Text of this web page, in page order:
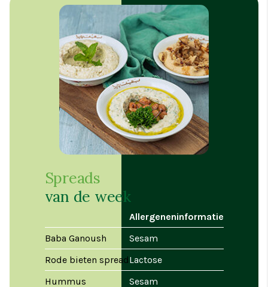
Spreads
van de week
Allergeneninformatie
Baba Ganoush
Sesam
Rode bieten spreadLactose
Hummus
Sesam